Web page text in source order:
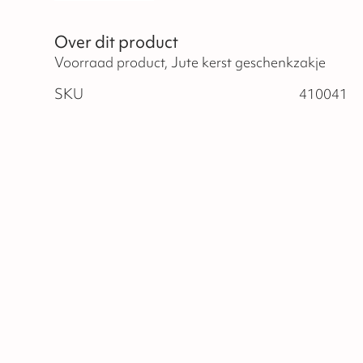
Over dit product
Voorraad product, Jute kerst geschenkzakje
SKU
410041